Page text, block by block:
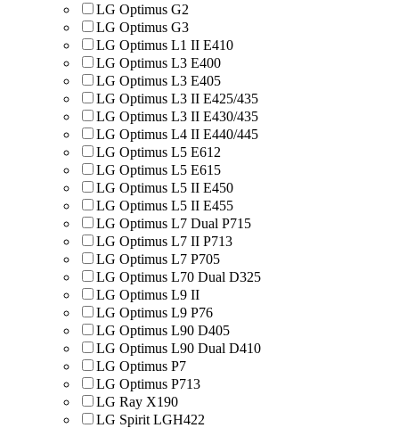
LG Optimus G2
LG Optimus G3
LG Optimus L1 II E410
LG Optimus L3 E400
LG Optimus L3 E405
LG Optimus L3 II E425/435
LG Optimus L3 II E430/435
LG Optimus L4 II E440/445
LG Optimus L5 E612
LG Optimus L5 E615
LG Optimus L5 II E450
LG Optimus L5 II E455
LG Optimus L7 Dual P715
LG Optimus L7 II P713
LG Optimus L7 P705
LG Optimus L70 Dual D325
LG Optimus L9 II
LG Optimus L9 P76
LG Optimus L90 D405
LG Optimus L90 Dual D410
LG Optimus P7
LG Optimus P713
LG Ray X190
LG Spirit LGH422